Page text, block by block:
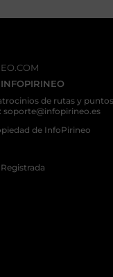
INFOPIRINEO
de rutas y puntos
de InfoPirineo